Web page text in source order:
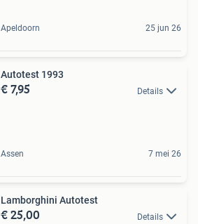
Apeldoorn 25 jun 26
Autotest 1993
€ 7,95 Details
Assen 7 mei 26
Lamborghini Autotest
€ 25,00 Details